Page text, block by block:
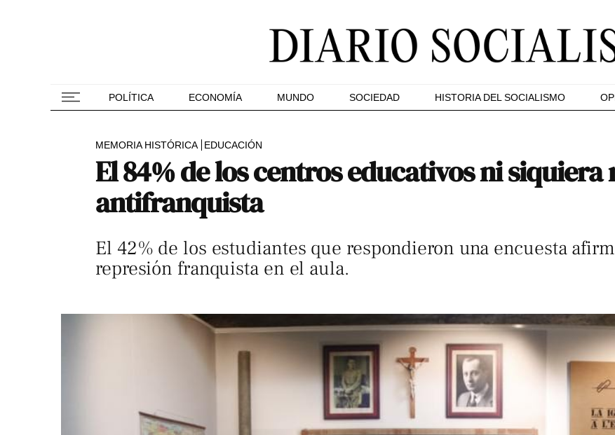
POLÍTICA ECONOMÍA MUNDO SOCIEDAD HISTORIA DEL SOCIALISMO
MEMORIA HISTÓRICA EDUCACIÓN
El 84% de los centros educativos ni
antifranquista
El 42% de los estudiantes que respondieron una encuesta
represión franquista en el aula.